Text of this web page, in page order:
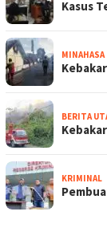
Kasus
MINAHASA
BERITA
KRIMINAL